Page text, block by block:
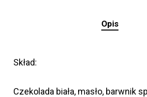
Opis
Skład:
Czekolada biała, masło, barwnik